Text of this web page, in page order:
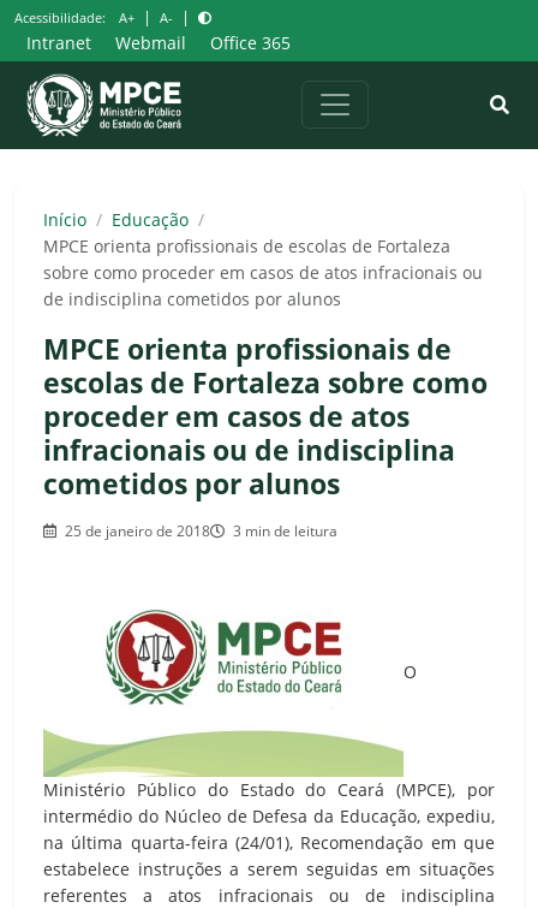
Pular
para
o
conteúdo
Acessibilidade: A+ | A- |
Intranet Webmail Office 365
Início / Educação /
MPCE orienta profissionais de escolas de Fortaleza
sobre como proceder em casos de atos infracionais ou
de indisciplina cometidos por alunos
MPCE orienta profissionais de
escolas de Fortaleza sobre como
proceder em casos de atos
infracionais ou de indisciplina
cometidos por alunos
25 de janeiro de 2018 3 min de leitura
O
Ministério Público do Estado do Ceará (MPCE), por
intermédio do Núcleo de Defesa da Educação, expediu,
na última quarta-feira (24/01), Recomendação em que
estabelece instruções a serem seguidas em situações
referentes a atos infracionais ou de indisciplina